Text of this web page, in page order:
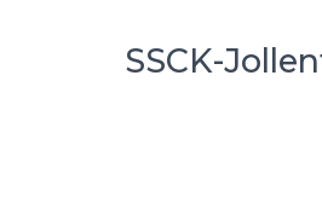
SSCK-